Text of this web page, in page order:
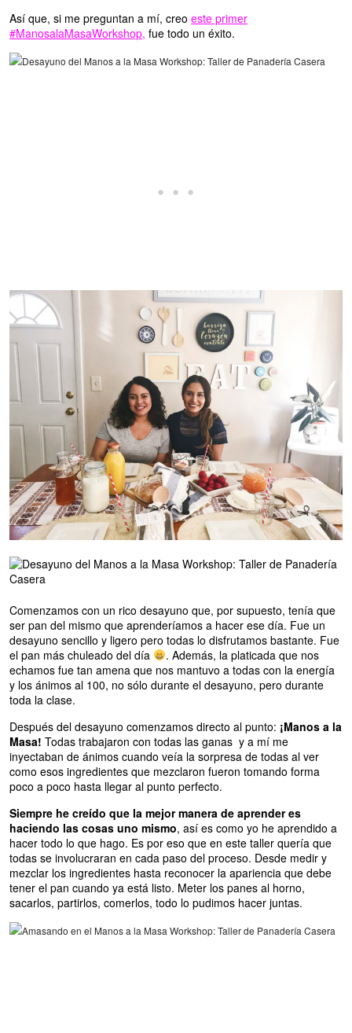
Así que, si me preguntan a mí, creo este primer
#ManosalaMasaWorkshop, fue todo un éxito.
Comenzamos con un rico desayuno que, por supuesto, tenía que
ser pan del mismo que aprenderíamos a hacer ese día. Fue un
desayuno sencillo y ligero pero todas lo disfrutamos bastante. Fue
el pan más chuleado del día
. Además, la platicada que nos
echamos fue tan amena que nos mantuvo a todas con la energía
y los ánimos al 100, no sólo durante el desayuno, pero durante
toda la clase.
Después del desayuno comenzamos directo al punto: ¡Manos a la
Masa! Todas trabajaron con todas las ganas y a mí me
inyectaban de ánimos cuando veía la sorpresa de todas al ver
como esos ingredientes que mezclaron fueron tomando forma
poco a poco hasta llegar al punto perfecto.
Siempre he creído que la mejor manera de aprender es
haciendo las cosas uno mismo, así es como yo he aprendido a
hacer todo lo que hago. Es por eso que en este taller quería que
todas se involucraran en cada paso del proceso. Desde medir y
mezclar los ingredientes hasta reconocer la apariencia que debe
tener el pan cuando ya está listo. Meter los panes al horno,
sacarlos, partirlos, comerlos, todo lo pudimos hacer juntas.